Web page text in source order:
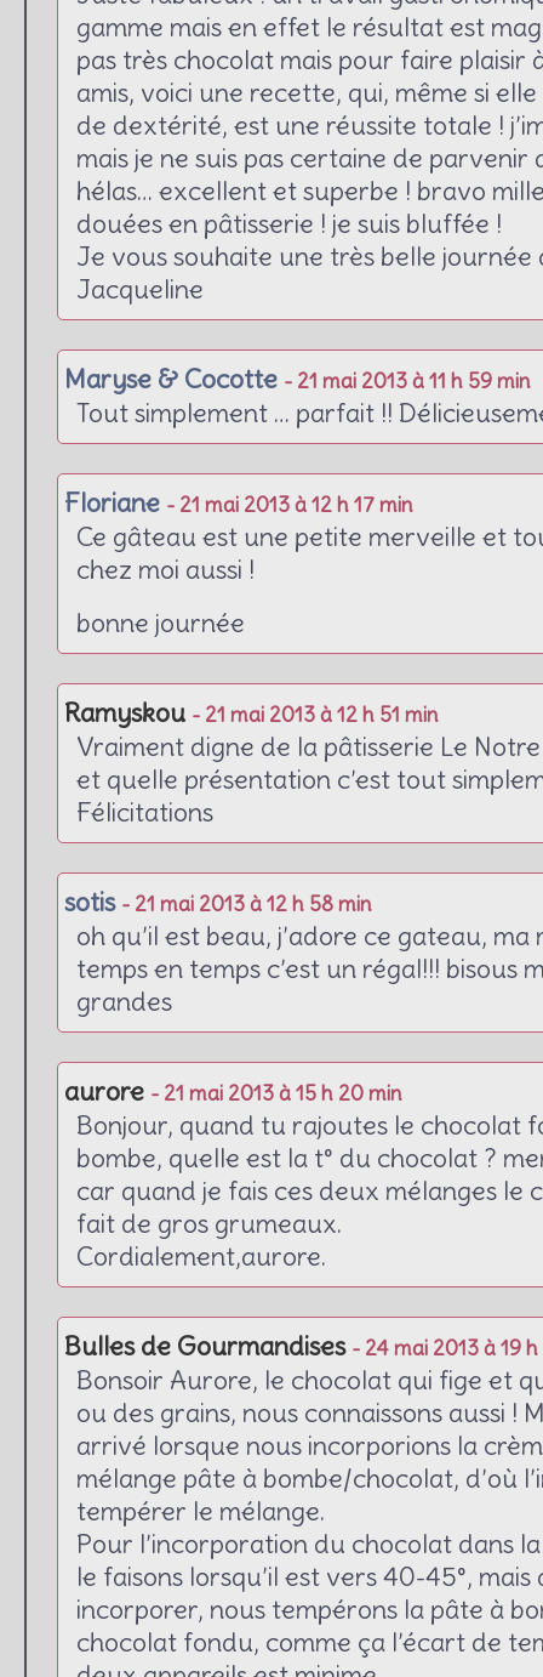
gamme mais en effet le résultat est
pas très chocolat mais pour faire plaisir
amis, voici une recette, qui, même si
de dextérité, est une réussite totale !
mais je ne suis pas certaine de
hélas… excellent et superbe ! bravo
douées en pâtisserie ! je suis bluffée !
Je vous souhaite une très belle journée
Jacqueline
Maryse & Cocotte - 21 mai 2013 à 11 h 59 min
Tout simplement … parfait !!
Floriane - 21 mai 2013 à 12 h 17 min
Ce gâteau est une petite merveille et
chez moi aussi !
bonne journée
Ramyskou - 21 mai 2013 à 12 h 51 min
Vraiment digne de la pâtisserie Le
et quelle présentation c’est tout
Félicitations
sotis - 21 mai 2013 à 12 h 58 min
oh qu’il est beau, j’adore ce gateau,
temps en temps c’est un régal!!! bisous
grandes
aurore - 21 mai 2013 à 15 h 20 min
Bonjour, quand tu rajoutes le chocolat
bombe, quelle est la t° du chocolat ?
car quand je fais ces deux mélanges le
fait de gros grumeaux.
Cordialement,aurore.
Bulles de Gourmandises - 24 mai 2013 à 19
Bonsoir Aurore, le chocolat qui fige et
ou des grains, nous connaissons aussi !
arrivé lorsque nous incorporions la
mélange pâte à bombe/chocolat, d’où
tempérer le mélange.
Pour l’incorporation du chocolat dans
le faisons lorsqu’il est vers 40-45°,
incorporer, nous tempérons la pâte à
chocolat fondu, comme ça l’écart de